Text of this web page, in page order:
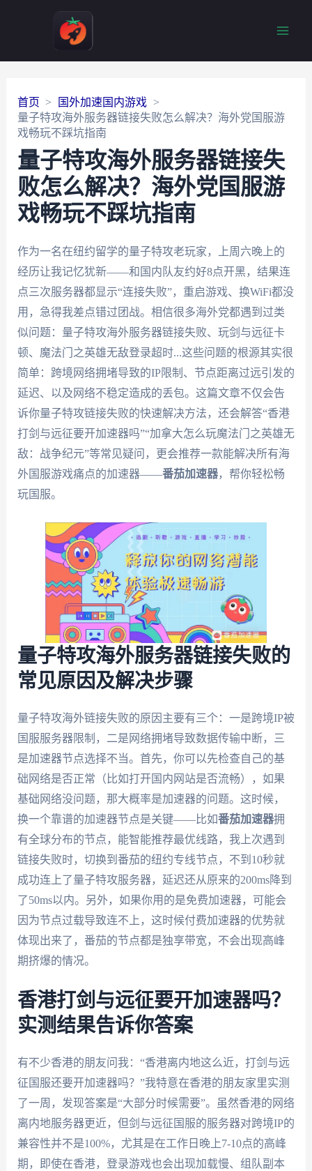
首页
国外加速国内游戏
量子特攻海外服务器链接失败怎么解决？海外党国服游
戏畅玩不踩坑指南
量子特攻海外服务器链接失
败怎么解决？海外党国服游
戏畅玩不踩坑指南
作为一名在纽约留学的量子特攻老玩家，上周六晚上的
经历让我记忆犹新——和国内队友约好8点开黑，结果连
点三次服务器都显示“连接失败”，重启游戏、换WiFi都没
用，急得我差点错过团战。相信很多海外党都遇到过类
似问题：量子特攻海外服务器链接失败、玩剑与远征卡
顿、魔法门之英雄无敌登录超时...这些问题的根源其实很
简单：跨境网络拥堵导致的IP限制、节点距离过远引发的
延迟、以及网络不稳定造成的丢包。这篇文章不仅会告
诉你量子特攻链接失败的快速解决方法，还会解答“香港
打剑与远征要开加速器吗”“加拿大怎么玩魔法门之英雄无
敌：战争纪元”等常见疑问，更会推荐一款能解决所有海
外国服游戏痛点的加速器——番茄加速器，帮你轻松畅
玩国服。
量子特攻海外服务器链接失败的
常见原因及解决步骤
量子特攻海外链接失败的原因主要有三个：一是跨境IP被
国服服务器限制，二是网络拥堵导致数据传输中断，三
是加速器节点选择不当。首先，你可以先检查自己的基
础网络是否正常（比如打开国内网站是否流畅），如果
基础网络没问题，那大概率是加速器的问题。这时候，
换一个靠谱的加速器节点是关键——比如番茄加速器拥
有全球分布的节点，能智能推荐最优线路，我上次遇到
链接失败时，切换到番茄的纽约专线节点，不到10秒就
成功连上了量子特攻服务器，延迟还从原来的200ms降到
了50ms以内。另外，如果你用的是免费加速器，可能会
因为节点过载导致连不上，这时候付费加速器的优势就
体现出来了，番茄的节点都是独享带宽，不会出现高峰
期挤爆的情况。
香港打剑与远征要开加速器吗？
实测结果告诉你答案
有不少香港的朋友问我：“香港离内地这么近，打剑与远
征国服还要开加速器吗？”我特意在香港的朋友家里实测
了一周，发现答案是“大部分时候需要”。虽然香港的网络
离内地服务器更近，但剑与远征国服的服务器对跨境IP的
兼容性并不是100%，尤其是在工作日晚上7-10点的高峰
期，即使在香港，登录游戏也会出现加载慢、组队副本